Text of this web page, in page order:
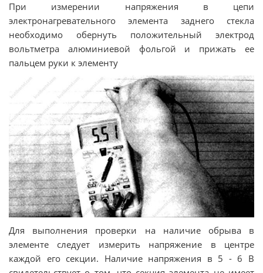
При измерении напряжения в цепи
электронагревательного элемента заднего стекла
необходимо обернуть положительный электрод
вольтметра алюминиевой фольгой и прижать ее
пальцем руки к элементу
Для выполнения проверки на наличие обрыва в
элементе следует измерить напряжение в центре
каждой его секции. Наличие напряжения в 5 - 6 В